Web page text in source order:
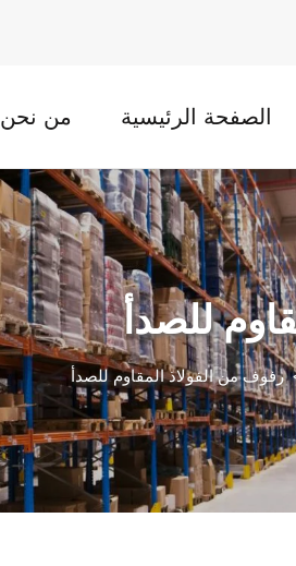
الصفحة الرئيسية من نحن
للصدأ
رفوف من الفولاذ المقاوم للصدأ